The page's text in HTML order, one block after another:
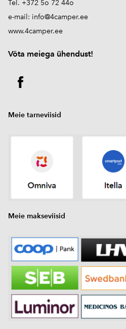
Tel. +372 5o 72 44o
e-mail: info@4camper.ee
www.4camper.ee
Võta meiega ühendust!
Meie tarneviisid
Meie makseviisid